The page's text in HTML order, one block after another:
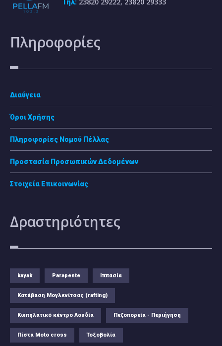
Τηλ:
Πληροφορίες
Διαύγεια
Όροι Χρήσης
Πληροφορίες Νομού Πέλλας
Προστασία Προσωπικών Δεδομένων
Στοιχεία Επικοινωνίας
Δραστηριότητες
kayak Parapente Ιππασία
Κατάβαση Μογλενίτσας (rafting)
Κωπηλατικό κέντρο Λουδία Πεζοπορεία - Περιήγηση
Πίστα Moto cross Τοξοβολία